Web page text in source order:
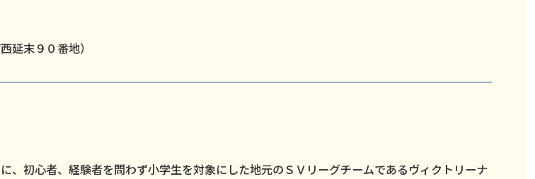
延末９０番地）
初心者、経験者を問わず小学生を対象にした地元のＳＶリーグチームであるヴィクトリーナ